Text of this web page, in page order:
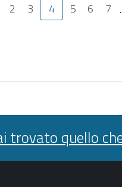
2 3 4 5 6 7
twitter
trovato quello